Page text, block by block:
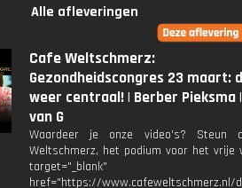
Alle afleveringen
Cafe Weltschmerz:
Gezondheidscongres 23 maart:
weer centraal! | Berber Pieksma
van G
Waardeer je onze video's? Steun
Weltschmerz, het podium voor het vrije
target="_blank"
href="https://www.cafeweltschmerz.nl/